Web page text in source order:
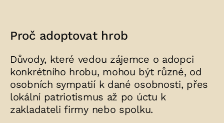
Proč adoptovat hrob
Důvody, které vedou zájemce o adopci
konkrétního hrobu, mohou být různé, od
osobních sympatií k dané osobnosti, přes
lokální patriotismus až po úctu k
zakladateli firmy nebo spolku.